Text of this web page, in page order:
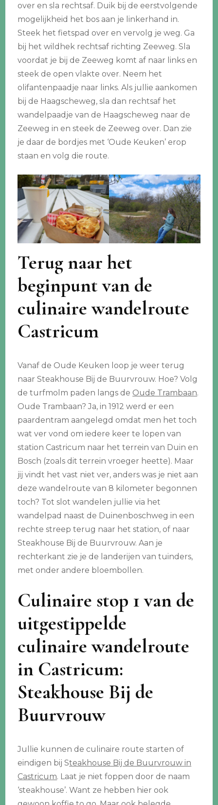
over en sla rechtsaf. Duik bij de eerstvolgende
mogelijkheid het bos aan je linkerhand in.
Steek het fietspad over en vervolg je weg. Ga
bij het wildhek rechtsaf richting Zeeweg. Sla
voordat je bij de Zeeweg komt af naar links en
steek de open vlakte over. Neem het
olifantenpaadje naar links. Als jullie aankomen
bij de Haagscheweg, sla dan rechtsaf het
wandelpaadje van de Haagscheweg naar de
Zeeweg in en steek de Zeeweg over. Dan zie
je daar de bordjes met ‘Oude Keuken’ erop
staan en volg die route.
Terug naar het
beginpunt van de
culinaire wandelroute
Castricum
Vanaf de Oude Keuken loop je weer terug
naar Steakhouse Bij de Buurvrouw. Hoe? Volg
de turfmolm paden langs de Oude Trambaan.
Oude Trambaan? Ja, in 1912 werd er een
paardentram aangelegd omdat men het toch
wat ver vond om iedere keer te lopen van
station Castricum naar het terrein van Duin en
Bosch (zoals dit terrein vroeger heette). Maar
jij vindt het vast niet ver, anders was je niet aan
deze wandelroute van 8 kilometer begonnen
toch? Tot slot wandelen jullie via het
wandelpad naast de Duinenboschweg in een
rechte streep terug naar het station, of naar
Steakhouse Bij de Buurvrouw. Aan je
rechterkant zie je de landerijen van tuinders,
met onder andere bloembollen.
Culinaire stop 1 van de
uitgestippelde
culinaire wandelroute
in Castricum:
Steakhouse Bij de
Buurvrouw
Jullie kunnen de culinaire route starten of
eindigen bij Steakhouse Bij de Buurvrouw in
Castricum. Laat je niet foppen door de naam
‘steakhouse’. Want ze hebben hier ook